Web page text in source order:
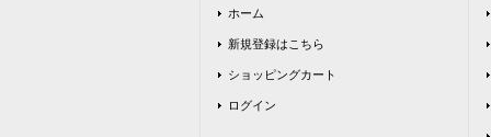
ホーム
新規登録はこちら
ショッピングカート
ログイン